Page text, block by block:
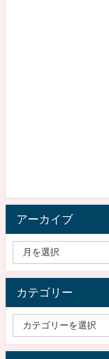
アーカイブ
カテゴリー